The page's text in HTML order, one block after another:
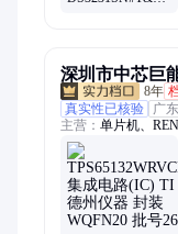
深圳市中芯巨
8年
真实性已核验
广
主营： 单片机、
产芯片替代、
口芯片、DSP数字
存储芯片、以太网
爱芯、转换芯片、